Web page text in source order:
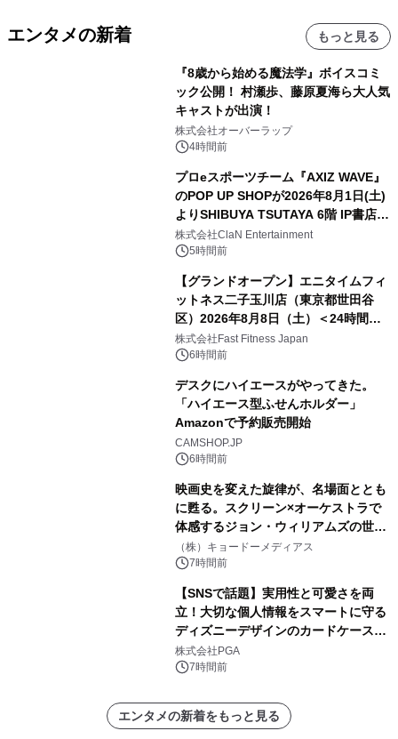
エンタメの新着 もっと見る
『8歳から始める魔法学』ボイスコミ
ック公開！ 村瀬歩、藤原夏海ら大人気
キャストが出演！
株式会社オーバーラップ
4時間前
プロeスポーツチーム『AXIZ WAVE』
のPOP UP SHOPが2026年8月1日(土)
よりSHIBUYA TSUTAYA 6階 IP書店で
開催決定！！
株式会社ClaN Entertainment
5時間前
【グランドオープン】エニタイムフィ
ットネス二子玉川店（東京都世田谷
区）2026年8月8日（土）＜24時間年
中無休のフィットネスジム＞
株式会社Fast Fitness Japan
6時間前
デスクにハイエースがやってきた。
「ハイエース型ふせんホルダー」
Amazonで予約販売開始
CAMSHOP.JP
6時間前
映画史を変えた旋律が、名場面ととも
に甦る。スクリーン×オーケストラで
体感するジョン・ウィリアムズの世
界。ジョン・ウィリアムズ：シネマ・
スペクタキュラー・コンサート 開催決
（株）キョードーメディアス
7時間前
【SNSで話題】実用性と可愛さを両
立！大切な個人情報をスマートに守る
ディズニーデザインのカードケースを
株式会社PGAが8月7日発売
株式会社PGA
7時間前
エンタメの新着をもっと見る